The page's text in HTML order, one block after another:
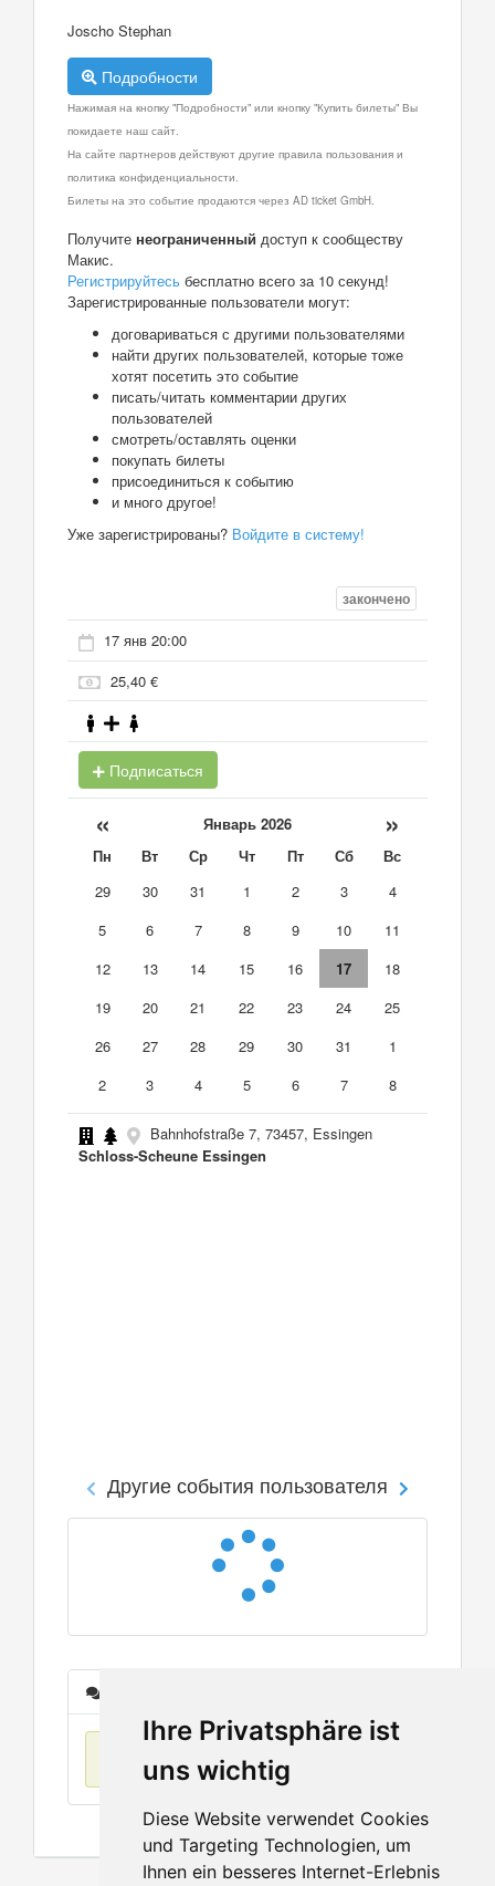
Ihre Privatsphäre ist
uns wichtig
Diese Website verwendet Cookies
und Targeting Technologien, um
Ihnen ein besseres Internet-Erlebnis
Joscho Stephan
Подробности
Нажимая на кнопку "Подробности" или кнопку "Купить билеты" Вы
покидаете наш сайт.
На сайте партнеров действуют другие правила пользования и
политика конфиденциальности.
Билеты на это событие продаются через AD ticket GmbH.
Получите неограниченный доступ к сообществу
Макис.
Регистрируйтесь бесплатно всего за 10 секунд!
Зарегистрированные пользователи могут:
договариваться с другими пользователями
найти других пользователей, которые тоже
хотят посетить это событие
писать/читать комментарии других
пользователей
смотреть/оставлять оценки
покупать билеты
присоединиться к событию
и много другое!
Уже зарегистрированы? Войдите в систему!
закончено
17 янв 20:00
25,40 €
Подписаться
« Январь 2026 »
Пн Вт Ср Чт Пт Сб
Вс
29
30 31 1 2 3
4
5
6 7 8 9 10
11
12
13 14 15 16 17
18
19
20 21 22 23 24
25
26
27 28 29 30 31
1
2
3 4 5 6 7 8
Bahnhofstraße 7, 73457, Essingen
Schloss-Scheune Essingen
Другие события пользователя